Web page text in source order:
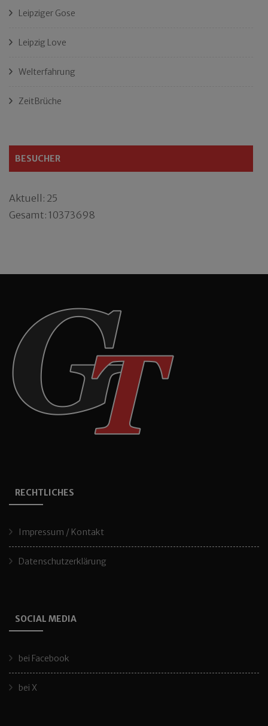
Leipziger Gose
Leipzig Love
Welterfahrung
ZeitBrüche
BESUCHER
Aktuell: 25
Gesamt: 10373698
RECHTLICHES
Impressum / Kontakt
Datenschutzerklärung
SOCIAL MEDIA
bei Facebook
bei X